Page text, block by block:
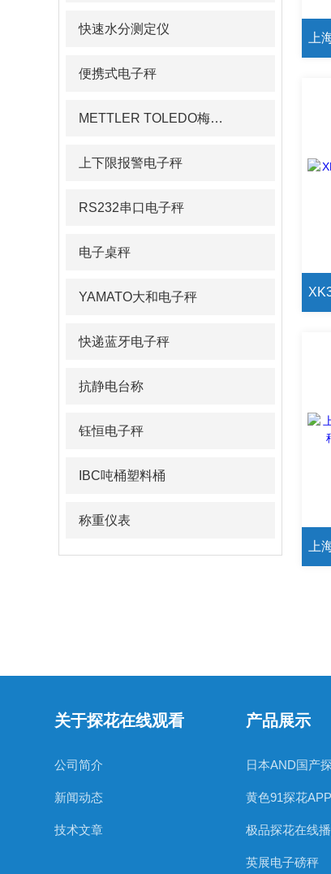
快速水分测定仪
便携式电子秤
METTLER TOLEDO梅特勒pH计/电导率仪
上下限报警电子秤
RS232串口电子秤
电子桌秤
YAMATO大和电子秤
快递蓝牙电子秤
抗静电台称
钰恒电子秤
IBC吨桶塑料桶
称重仪表
关于探花在线观看
公司简介
新闻动态
技术文章
产品展示
日本AND国产
黄色91探花APP
极品探花在线
英展电子磅秤